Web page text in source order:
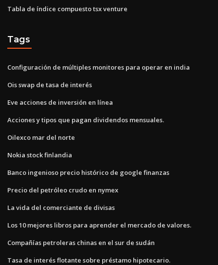
Tabla de índice compuesto tsx venture
Tags
Configuración de múltiples monitores para operar en india
Ois swap de tasa de interés
Eve acciones de inversión en línea
Acciones y tipos que pagan dividendos mensuales.
Oilexco mar del norte
Nokia stock finlandia
Banco ingenioso precio histórico de google finanzas
Precio del petróleo crudo en nymex
La vida del comerciante de divisas
Los 10 mejores libros para aprender el mercado de valores.
Compañías petroleras chinas en el sur de sudán
Tasa de interés flotante sobre préstamo hipotecario.